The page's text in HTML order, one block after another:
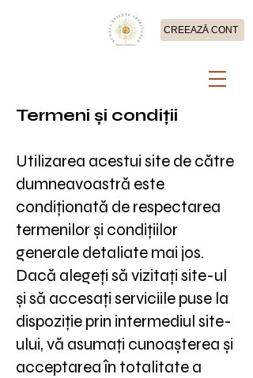
CREEAZĂ CONT
Termeni și condiții
Utilizarea acestui site de către
dumneavoastră este
condiționată de respectarea
termenilor și condițiilor
generale detaliate mai jos.
Dacă alegeți să vizitați site-ul
și să accesați serviciile puse la
dispoziție prin intermediul site-
ului, vă asumați cunoașterea și
acceptarea în totalitate a